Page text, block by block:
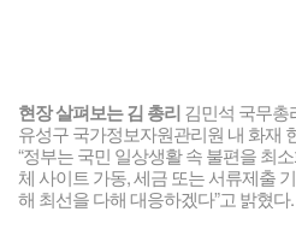
현장 살펴보는 김 총리김민석 국무총
유성구 국가정보자원관리원 내 화재
“정부는 국민 일상생활 속 불편을 최
체 사이트 가동, 세금 또는 서류제출
해 최선을 다해 대응하겠다”고 밝혔